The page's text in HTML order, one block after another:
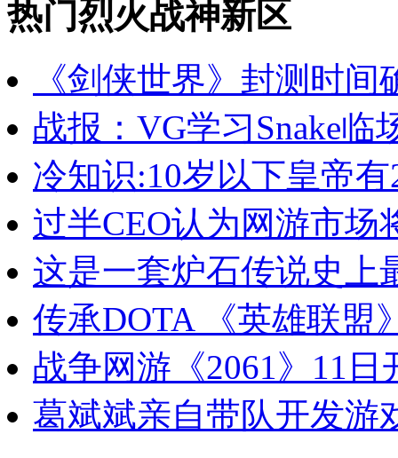
热门烈火战神新区
《剑侠世界》封测时间
战报：VG学习Snake临
冷知识:10岁以下皇帝
过半CEO认为网游市场
这是一套炉石传说史上
传承DOTA 《英雄联盟
战争网游《2061》11日
葛斌斌亲自带队开发游